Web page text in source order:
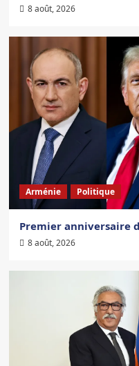
8 août, 2026
Arménie Politique
Premier anniversaire
8 août, 2026